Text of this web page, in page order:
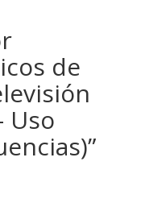
de
Uso
”